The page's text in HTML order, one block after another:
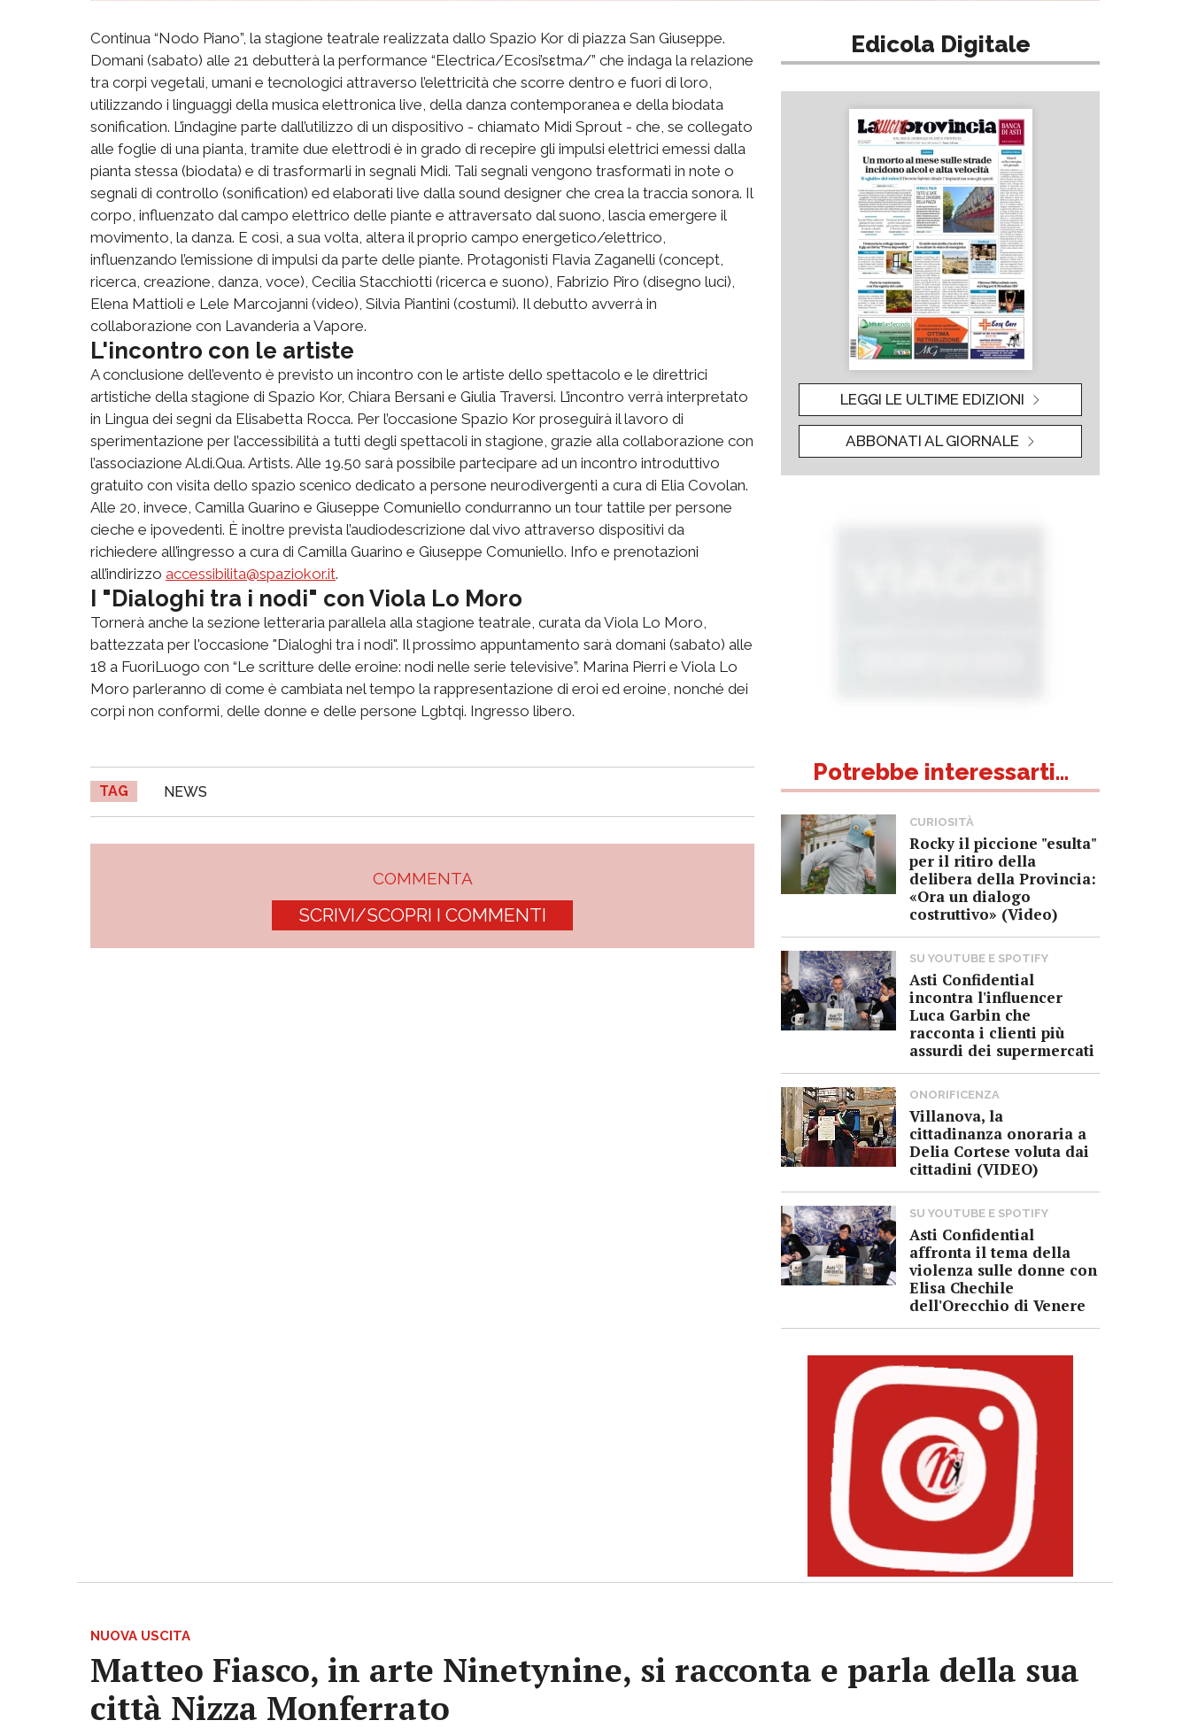
Continua “Nodo Piano”, la stagione teatrale realizzata dallo Spazio Kor di piazza San Giuseppe.
Domani (sabato) alle 21 debutterà la performance “Electrica/Ecosi’sεtma/” che indaga la relazione
tra corpi vegetali, umani e tecnologici attraverso l’elettricità che scorre dentro e fuori di loro,
utilizzando i linguaggi della musica elettronica live, della danza contemporanea e della biodata
sonification. L’indagine parte dall’utilizzo di un dispositivo - chiamato Midi Sprout - che, se collegato
alle foglie di una pianta, tramite due elettrodi è in grado di recepire gli impulsi elettrici emessi dalla
pianta stessa (biodata) e di trasformarli in segnali Midi. Tali segnali vengono trasformati in note o
segnali di controllo (sonification) ed elaborati live dalla sound designer che crea la traccia sonora. Il
corpo, influenzato dal campo elettrico delle piante e attraversato dal suono, lascia emergere il
movimento, la danza. E così, a sua volta, altera il proprio campo energetico/elettrico,
influenzando l’emissione di impulsi da parte delle piante. Protagonisti Flavia Zaganelli (concept,
ricerca, creazione, danza, voce), Cecilia Stacchiotti (ricerca e suono), Fabrizio Piro (disegno luci),
Elena Mattioli e Lele Marcojanni (video), Silvia Piantini (costumi). Il debutto avverrà in
collaborazione con Lavanderia a Vapore.
L'incontro con le artiste
A conclusione dell’evento è previsto un incontro con le artiste dello spettacolo e le direttrici
artistiche della stagione di Spazio Kor, Chiara Bersani e Giulia Traversi. L’incontro verrà interpretato
in Lingua dei segni da Elisabetta Rocca. Per l’occasione Spazio Kor proseguirà il lavoro di
sperimentazione per l’accessibilità a tutti degli spettacoli in stagione, grazie alla collaborazione con
l’associazione Al.di.Qua. Artists. Alle 19.50 sarà possibile partecipare ad un incontro introduttivo
gratuito con visita dello spazio scenico dedicato a persone neurodivergenti a cura di Elia Covolan.
Alle 20, invece, Camilla Guarino e Giuseppe Comuniello condurranno un tour tattile per persone
cieche e ipovedenti. È inoltre prevista l’audiodescrizione dal vivo attraverso dispositivi da
richiedere all’ingresso a cura di Camilla Guarino e Giuseppe Comuniello. Info e prenotazioni
all’indirizzo accessibilita@spaziokor.it.
I "Dialoghi tra i nodi" con Viola Lo Moro
Tornerà anche la sezione letteraria parallela alla stagione teatrale, curata da Viola Lo Moro,
battezzata per l'occasione "Dialoghi tra i nodi". Il prossimo appuntamento sarà domani (sabato) alle
18 a FuoriLuogo con “Le scritture delle eroine: nodi nelle serie televisive”. Marina Pierri e Viola Lo
Moro parleranno di come è cambiata nel tempo la rappresentazione di eroi ed eroine, nonché dei
corpi non conformi, delle donne e delle persone Lgbtqi. Ingresso libero.
TAG NEWS
COMMENTA
SCRIVI/SCOPRI I COMMENTI
Edicola Digitale
LEGGI LE ULTIME EDIZIONI
ABBONATI AL GIORNALE
Potrebbe interessarti...
CURIOSITÀ
Rocky il piccione "esulta"
per il ritiro della
delibera della Provincia:
«Ora un dialogo
costruttivo» (Video)
SU YOUTUBE E SPOTIFY
Asti Confidential
incontra l'influencer
Luca Garbin che
racconta i clienti più
assurdi dei supermercati
ONORIFICENZA
Villanova, la
cittadinanza onoraria a
Delia Cortese voluta dai
cittadini (VIDEO)
SU YOUTUBE E SPOTIFY
Asti Confidential
affronta il tema della
violenza sulle donne con
Elisa Chechile
dell'Orecchio di Venere
NUOVA USCITA
Matteo Fiasco, in arte Ninetynine, si racconta e parla della sua
città Nizza Monferrato